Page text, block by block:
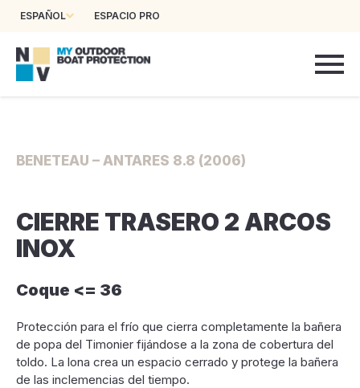
ESPAÑOL ESPACIO PRO
BENETEAU – ANTARES 8.8 (2006)
CIERRE TRASERO 2 ARCOS
INOX
Coque <= 36
Protección para el frío que cierra completamente la bañera
de popa del Timonier fijándose a la zona de cobertura del
toldo. La lona crea un espacio cerrado y protege la bañera
de las inclemencias del tiempo.